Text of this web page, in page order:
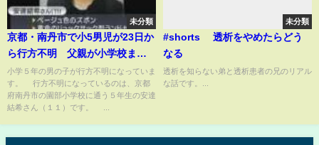
未分類
京都・南丹市で小5男児が23日か
ら行方不明 父親が小学校まで
車で送ったが登校せず 警察が
行方探す
小学５年の男の子が行方不明になっていま
す。 行方不明になっているのは、京都
府南丹市の園部小学校に通う５年生の安達
結希さん（１１）です。 ...
未分類
#shorts 透析をやめたらどう
なる
透析を知らない弟と透析患者の兄のリアル
な話です。...